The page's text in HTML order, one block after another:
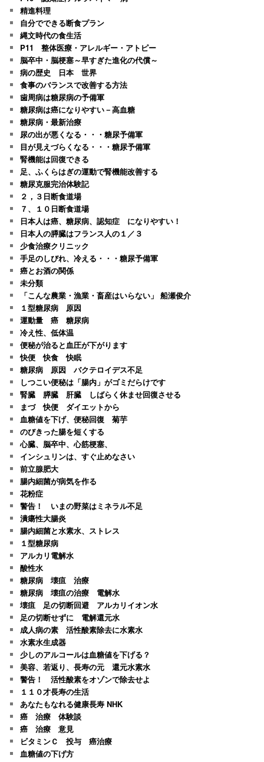
精進料理
自分でできる断食プラン
縄文時代の食生活
P11 整体医療・アレルギー・アトピー
脳卒中・脳梗塞～早すぎた進化の代償～
病の歴史 日本 世界
食事のバランスで改善する方法
歯周病は糖尿病の予備軍
糖尿病は癌になりやすい－高血糖
糖尿病・最新治療
尿の出が悪くなる・・・糖尿予備軍
目が見えづらくなる・・・糖尿予備軍
腎機能は回復できる
足、ふくらはぎの運動で腎機能改善する
糖尿克服完治体験記
２，３日断食道場
７、１０日断食道場
日本人は癌、糖尿病、認知症 になりやすい！
日本人の膵臓はフランス人の１／３
少食治療クリニック
手足のしびれ、冷える・・・糖尿予備軍
癌とお酒の関係
未分類
「こんな農業・漁業・畜産はいらない」 船瀬俊介
１型糖尿病 原因
運動量 癌 糖尿病
冷え性、低体温
便秘が治ると血圧が下がります
快便 快食 快眠
糖尿病 原因 バクテロイデス不足
しつこい便秘は「腸内」がゴミだらけです
腎臓 膵臓 肝臓 しばらく休ませ回復させる
まづ 快便 ダイエットから
血糖値を下げ、便秘回復 菊芋
のびきった腸を短くする
心臓、脳卒中、心筋梗塞、
インシュリンは、すぐ止めなさい
前立腺肥大
腸内細菌が病気を作る
花粉症
警告！ いまの野菜はミネラル不足
潰瘍性大腸炎
腸内細菌と水素水、ストレス
１型糖尿病
アルカリ電解水
酸性水
糖尿病 壊疽 治療
糖尿病 壊疽の治療 電解水
壊疽 足の切断回避 アルカリイオン水
足の切断せずに 電解還元水
成人病の素 活性酸素除去に水素水
水素水生成器
少しのアルコールは血糖値を下げる？
美容、若返り、長寿の元 還元水素水
警告！ 活性酸素をオゾンで除去せよ
１１０才長寿の生活
あなたもなれる健康長寿 NHK
癌 治療 体験談
癌 治療 意見
ビタミンＣ 投与 癌治療
血糖値の下げ方